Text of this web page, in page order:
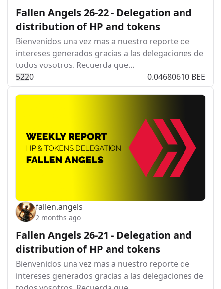
Fallen Angels 26-22 - Delegation and
distribution of HP and tokens
Bienvenidos una vez mas a nuestro reporte de
intereses generados gracias a las delegaciones de
todos vosotros. Recuerda que…
5220 0.04680610 BEE
fallen.angels
2 months ago
Fallen Angels 26-21 - Delegation and
distribution of HP and tokens
Bienvenidos una vez mas a nuestro reporte de
intereses generados gracias a las delegaciones de